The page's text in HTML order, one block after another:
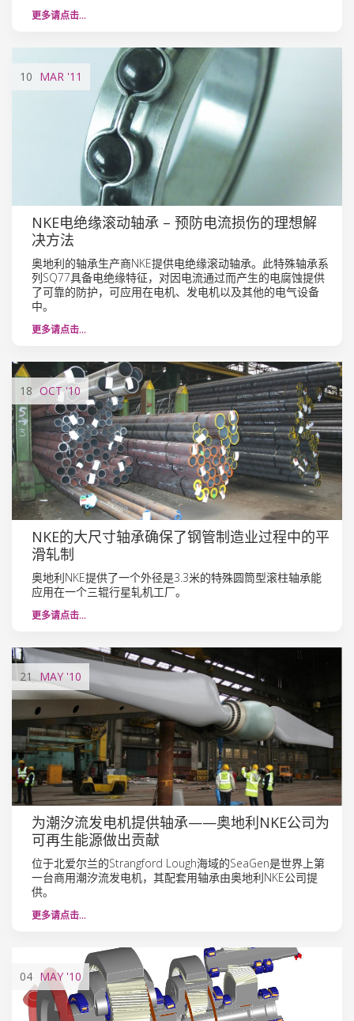
更多请点击…
10 MAR '11
NKE电绝缘滚动轴承 – 预防电流损伤的理想解
决方法
奥地利的轴承生产商NKE提供电绝缘滚动轴承。此特殊轴承系
列SQ77具备电绝缘特征，对因电流通过而产生的电腐蚀提供
了可靠的防护，可应用在电机、发电机以及其他的电气设备
中。
更多请点击…
18 OCT'10
NKE的大尺寸轴承确保了钢管制造业过程中的平
滑轧制
奥地利NKE提供了一个外径是3.3米的特殊圆筒型滚柱轴承能
应用在一个三辊行星轧机工厂。
更多请点击…
21 MAY '10
为潮汐流发电机提供轴承——奥地利NKE公司为
可再生能源做出贡献
位于北爱尔兰的Strangford Lough海域的SeaGen是世界上第
一台商用潮汐流发电机，其配套用轴承由奥地利NKE公司提
供。
更多请点击…
04 MAY '10